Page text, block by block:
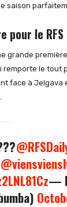
saison
pour le RFS
grande
remporte le tout
face à Jelgava
—